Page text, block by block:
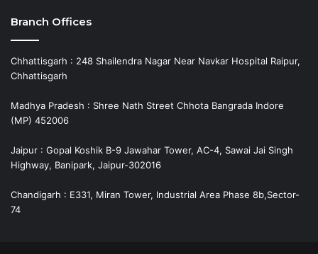
Branch Offices
Chhattisgarh : 248 Shailendra Nagar Near Navkar Hospital Raipur,
Chhattisgarh
Madhya Pradesh : Shree Nath Street Chhota Bangrada Indore
(MP) 452006
Jaipur : Gopal Koshik B-9 Jawahar Tower, AC-4, Sawai Jai Singh
Highway, Banipark, Jaipur-302016
Chandigarh : E331, Miran Tower, Industrial Area Phase 8b,Sector-
74